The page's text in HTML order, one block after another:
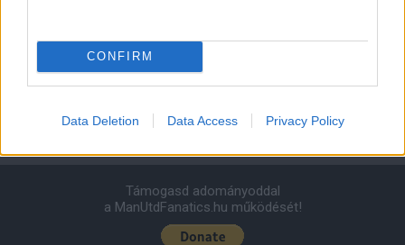
CONFIRM
Data Deletion Data Access Privacy Policy
ELŐZŐ MÉRKŐZÉSEK
Támogatás
Támogasd adományoddal
a ManUtdFanatics.hu működését!